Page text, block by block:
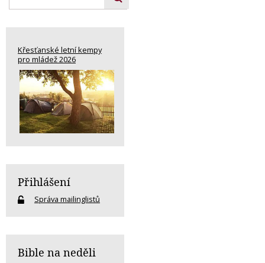
Křesťanské letní kempy
pro mládež 2026
Přihlášení
Správa mailinglistů
Bible na neděli